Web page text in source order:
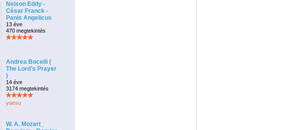
Nelson Eddy -
César Franck -
Panis Angelicus
13 éve
470 megtekintés
Andrea Bocelli (
The Lord's Prayer
)
14 éve
3174 megtekintés
yaesu
W. A. Mozart_